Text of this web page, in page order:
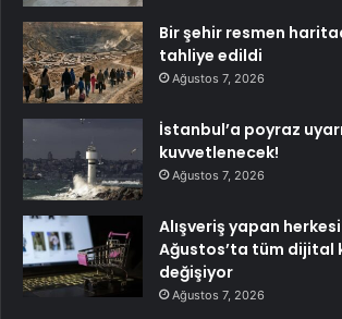
Bir şehir resmen
tahliye edildi
Ağustos 7, 2026
İstanbul’a poyraz
kuvvetlenecek!
Ağustos 7, 2026
Alışveriş yapan
Ağustos’ta tüm dijital
değişiyor
Ağustos 7, 2026